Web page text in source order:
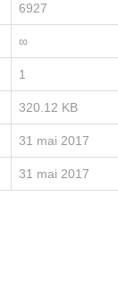
6927
∞
1
320.12 KB
31 mai 2017
31 mai 2017